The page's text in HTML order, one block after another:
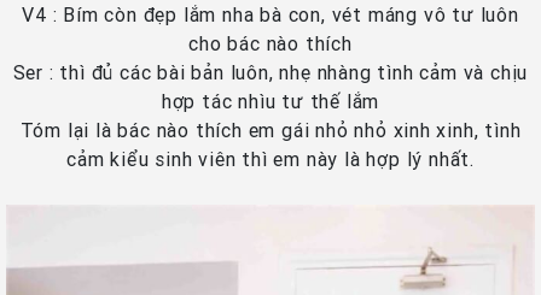
V4 : Bím còn đẹp lắm nha bà con, vét máng vô tư luôn
cho bác nào thích
Ser : thì đủ các bài bản luôn, nhẹ nhàng tình cảm và chịu
hợp tác nhìu tư thế lắm
Tóm lại là bác nào thích em gái nhỏ nhỏ xinh xinh, tình
cảm kiểu sinh viên thì em này là hợp lý nhất.​